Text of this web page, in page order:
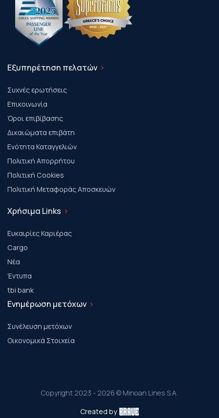
Εξυπηρέτηση πελατών
Συχνές ερωτήσεις
Επικοινωνία
Όροι επιβίβασης
Δικαιώματα επιβάτη
Ενότητα Καταγγελιών
Πολιτική Απορρήτου
Πολιτική Cookies
Πολιτική Μεταφοράς Αποσκευών
Χρήσιμα Links
Ευκαιρίες Καριέρας
Cargo
Νέα
Έντυπα
tbi bank
Ενημέρωση μετόχων
Συνέλευση μετόχων
Οικονομικά Στοιχεία
Copyright 2023 - 2026 © Minoan Lines S.A.
Created by